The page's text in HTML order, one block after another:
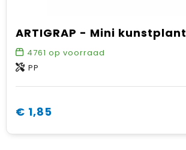
ARTIGRAP - Mini kunstplant
4761 op voorraad
PP
€ 1,85